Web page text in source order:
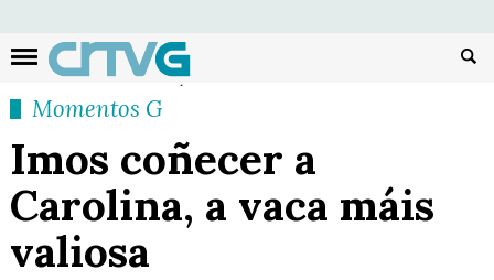
Momentos G
Imos coñecer a
Carolina, a vaca máis
valiosa